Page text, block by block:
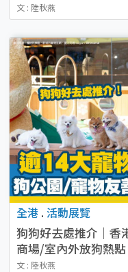
文 : 陸秋燕
全港 . 活動展覽
狗狗好去處推介｜香
商場/室內外放狗熱點
文 : 陸秋燕